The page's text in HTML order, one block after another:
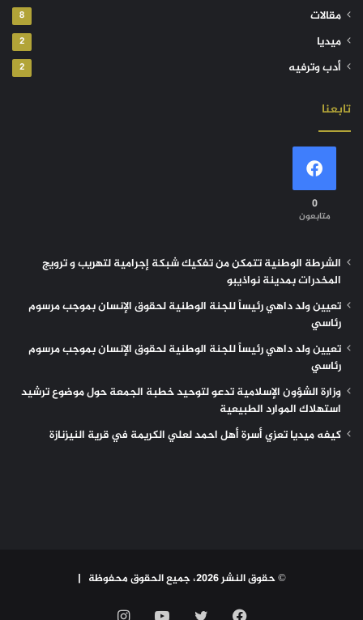
مقالات 8
ميديا 2
أدب وترفيه 2
تابعنا
0
متابعون
الشرطة الوطنية تتمكن من تفكيك شبكة إجرامية لتهريب و ترويج
المخدرات بمدينة نواذيبو
تعيين ولد داهي رئيساً للجنة الوطنية لحقوق الإنسان بموجب مرسوم
رئاسي
تعيين ولد داهي رئيساً للجنة الوطنية لحقوق الإنسان بموجب مرسوم
رئاسي
وزارة الشؤون الإسلامية تدعو لتوحيد خطبة الجمعة حول موضوع ترشيد
استهلاك الموارد الطبيعية
كيفه ميديا تعزي أسرة أهل احمد لعلي الكريمة في قرية النيزنازة
© حقوق النشر 2026، جميع الحقوق محفوظة |